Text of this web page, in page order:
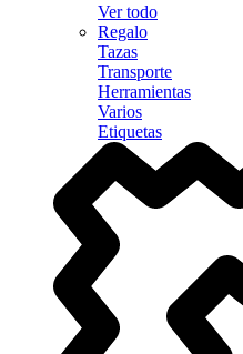
Ver todo
Regalo
Tazas
Transporte
Herramientas
Varios
Etiquetas